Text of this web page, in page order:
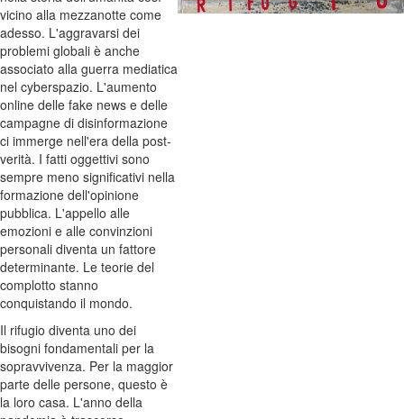
vicino alla mezzanotte come
adesso. L'aggravarsi dei
problemi globali è anche
associato alla guerra mediatica
nel cyberspazio. L'aumento
online delle fake news e delle
campagne di disinformazione
ci immerge nell'era della post-
verità. I fatti oggettivi sono
sempre meno significativi nella
formazione dell'opinione
pubblica. L'appello alle
emozioni e alle convinzioni
personali diventa un fattore
determinante. Le teorie del
complotto stanno
conquistando il mondo.
Il rifugio diventa uno dei
bisogni fondamentali per la
sopravvivenza. Per la maggior
parte delle persone, questo è
la loro casa. L'anno della